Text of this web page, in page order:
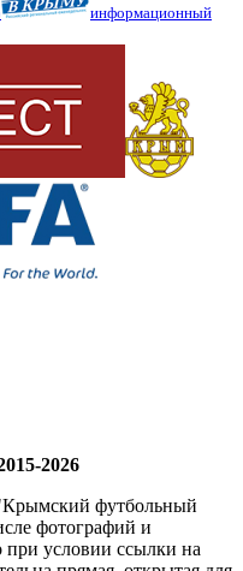
информационный
2026
футбольный
фотографий и
при условии ссылки на